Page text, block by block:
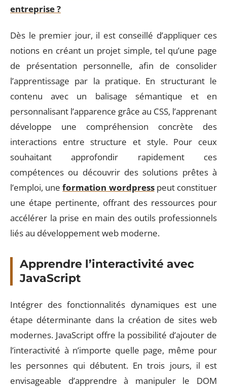
entreprise ?
Dès le premier jour, il est conseillé d’appliquer ces
notions en créant un projet simple, tel qu’une page
de présentation personnelle, afin de consolider
l’apprentissage par la pratique. En structurant le
contenu avec un balisage sémantique et en
personnalisant l’apparence grâce au CSS, l’apprenant
développe une compréhension concrète des
interactions entre structure et style. Pour ceux
souhaitant approfondir rapidement ces
compétences ou découvrir des solutions prêtes à
l’emploi, uneformation wordpresspeut constituer
une étape pertinente, offrant des ressources pour
accélérer la prise en main des outils professionnels
liés au développement web moderne.
Apprendre l’interactivité avec
JavaScript
Intégrer des fonctionnalités dynamiques est une
étape déterminante dans la création de sites web
modernes. JavaScript offre la possibilité d’ajouter de
l’interactivité à n’importe quelle page, même pour
les personnes qui débutent. En trois jours, il est
envisageable d’apprendre à manipuler le DOM